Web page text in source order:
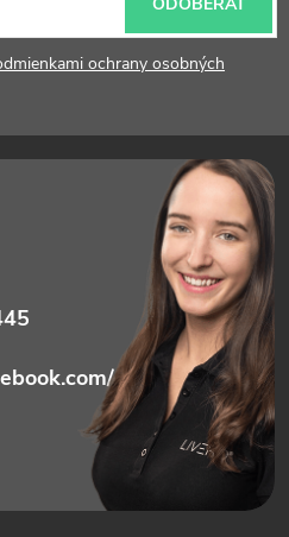
ochrany osobných
ceranosk